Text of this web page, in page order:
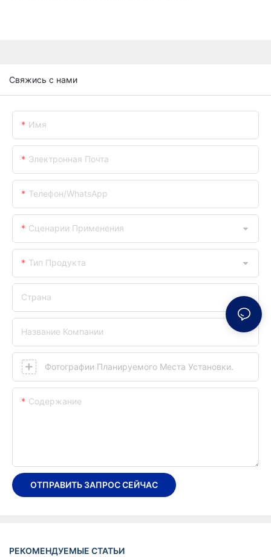
Свяжись с нами
Имя
Электронная Почта
Телефон/WhatsApp
Сценарии Применения
Тип Продукта
Страна
Название Компании
Фотографии Планируемого Места Установки.
Содержание
ОТПРАВИТЬ ЗАПРОС СЕЙЧАС
РЕКОМЕНДУЕМЫЕ СТАТЬИ